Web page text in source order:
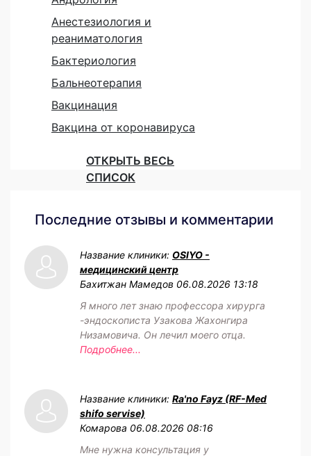
Анестезиология и
реаниматология
Бактериология
Бальнеотерапия
Вакцинация
Вакцина от коронавируса
ОТКРЫТЬ ВЕСЬ
СПИСОК
Последние отзывы и комментарии
Название клиники: OSIYO -
медицинский центр
Бахитжан Мамедов 06.08.2026 13:18
Я много лет знаю профессора хирурга
-эндоскописта Узакова Жахонгира
Низамовича. Он лечил моего отца.
Подробнее...
Название клиники: Ra'no Fayz (RF-Med
shifo servise)
Комарова 06.08.2026 08:16
Мне нужна консультация у